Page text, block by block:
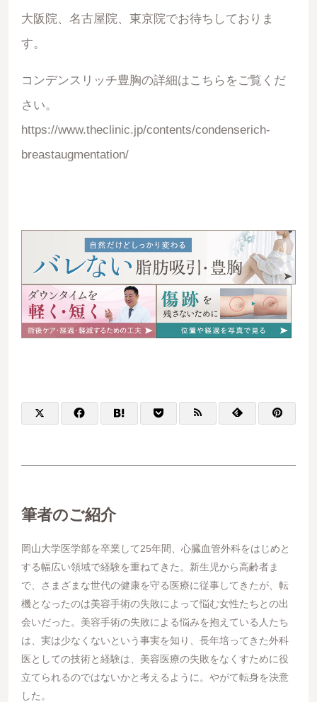
大阪院、名古屋院、東京院でお待ちしておりま
す。
コンデンスリッチ豊胸の詳細はこちらをご覧くだ
さい。
https://www.theclinic.jp/contents/condenserich-
breastaugmentation/
筆者のご紹介
岡山大学医学部を卒業して25年間、心臓血管外科をはじめと
する幅広い領域で経験を重ねてきた。新生児から高齢者ま
で、さまざまな世代の健康を守る医療に従事してきたが、転
機となったのは美容手術の失敗によって悩む女性たちとの出
会いだった。美容手術の失敗による悩みを抱えている人たち
は、実は少なくないという事実を知り、長年培ってきた外科
医としての技術と経験は、美容医療の失敗をなくすために役
立てられるのではないかと考えるように。やがて転身を決意
した。